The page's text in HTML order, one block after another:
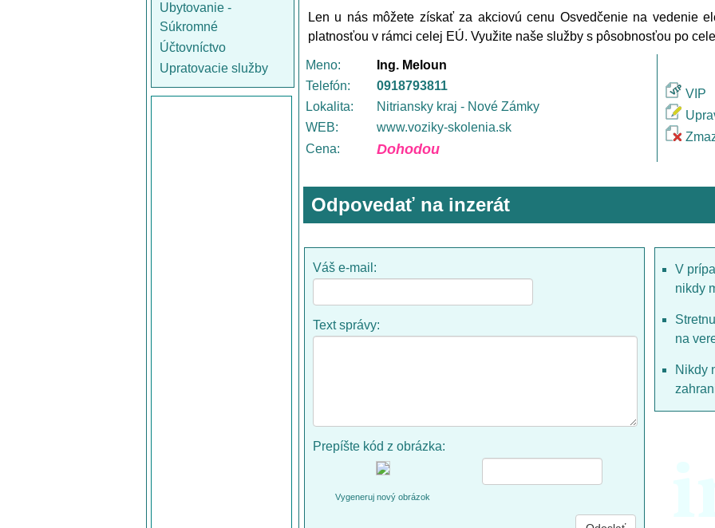
Ubytovanie -
Súkromné
Účtovníctvo
Upratovacie služby
Len u nás môžete získať za akciovú cenu Osvedčenie na vedenie
platnosťou v rámci celej EÚ. Využite naše služby s pôsobnosťou po
Meno:
Ing. Meloun
Telefón:
0918793811
Lokalita:
Nitriansky kraj - Nové Zámky
WEB:
www.voziky-skolenia.sk
Cena:
Dohodou
VIP
Odpovedať na inzerát
Váš e-mail:
Text správy:
Prepíšte kód z obrázka:
Vygeneruj nový obrázok
V
nikdy
na
Nikdy